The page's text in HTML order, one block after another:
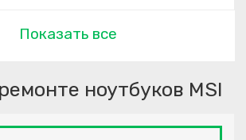
Показать все
ноутбуков MSI